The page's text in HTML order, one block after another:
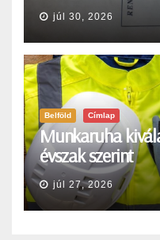
júl 30, 2026
Belföld Címlap
Munkaruha
évszak szerint
júl 27, 2026